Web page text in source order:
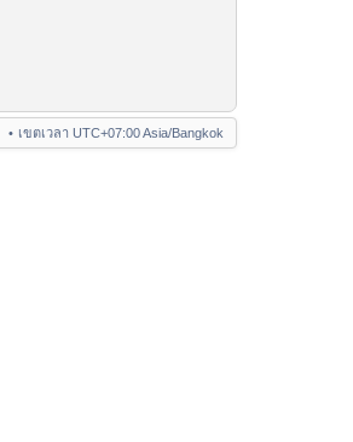
เขตเวลา UTC+07:00 Asia/Bangkok